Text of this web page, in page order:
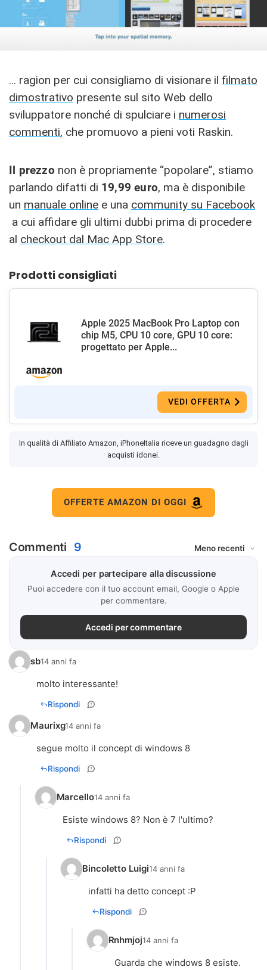
… ragion per cui consigliamo di visionare il filmato
dimostrativo presente sul sito Web dello
sviluppatore nonché di spulciare i numerosi
commenti, che promuovo a pieni voti Raskin.
Il prezzo non è propriamente “popolare”, stiamo
parlando difatti di 19,99 euro, ma è disponibile
un manuale online e una community su Facebook
a cui affidare gli ultimi dubbi prima di procedere
al checkout dal Mac App Store.
Prodotti consigliati
Apple 2025 MacBook Pro Laptop con
chip M5, CPU 10 core, GPU 10 core:
progettato per Apple...
VEDI OFFERTA
In qualità di Affiliato Amazon, iPhoneItalia riceve un guadagno dagli
acquisti idonei.
OFFERTE AMAZON DI OGGI
Commenti 9
Accedi per partecipare alla discussione
Puoi accedere con il tuo account email, Google o Apple
per commentare.
Accedi per commentare
sb14 anni fa
molto interessante!
Rispondi
Maurixg14 anni fa
segue molto il concept di windows 8
Rispondi
Marcello14 anni fa
Esiste windows 8? Non è 7 l'ultimo?
Rispondi
Bincoletto Luigi14 anni fa
infatti ha detto concept :P
Rispondi
Rnhmjoj14 anni fa
Guarda che windows 8 esiste.